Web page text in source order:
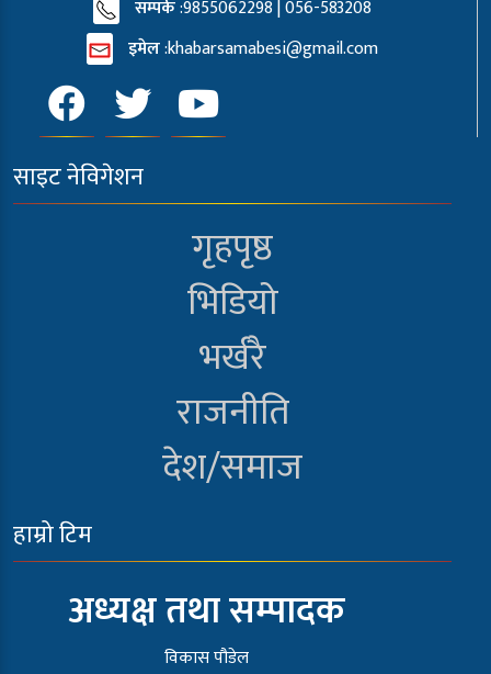
सम्पर्क:9855062298 | 056-583208
इमेल:khabarsamabesi@gmail.com
साइट नेविगेशन
गृहपृष्ठ
भिडियो
भर्खरै
राजनीति
देश/समाज
हाम्रो टिम
अध्यक्ष तथा सम्पादक
विकास पौडेल